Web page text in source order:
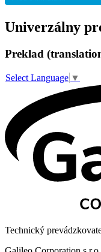
Univerzálny
Preklad
Select Language ▼
Technický